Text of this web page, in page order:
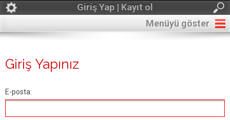
Giriş Yap | Kayıt ol
Menüyü göster
Giriş Yapınız
E-posta: